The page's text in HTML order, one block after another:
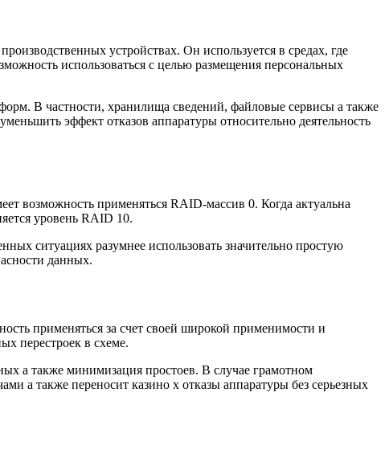
устройствах. Он используется в средах, где
использоваться с целью размещения персональных
В частности, хранилища сведений, файловые сервисы а также
эффект отказов аппаратуры относительно деятельность
возможность применяться RAID-массив 0. Когда актуальна
уровень RAID 10.
ситуациях разумнее использовать значительно простую
данных.
применяться за счет своей широкой применимости и
перестроек в схеме.
а также минимизация простоев. В случае грамотном
а также переносит казино х отказы аппаратуры без серьезных